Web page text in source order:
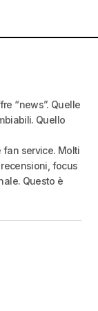
“news”. Quelle
Quello
service. Molti
focus
Questo è